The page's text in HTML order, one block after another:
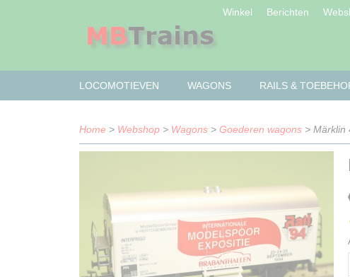
Winkel Berichten
LOCOMOTIEVEN WAGONS RAILS &
Home > Webshop > Wagons > Goederen wagons > Märklin